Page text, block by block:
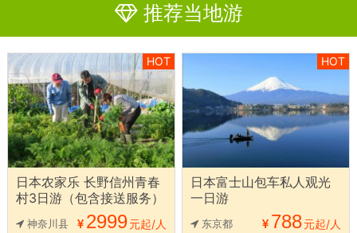
推荐当地游
HOT
日本农家乐 长野信州青春
村3日游（包含接送服务）
神奈川县 2999元起/人
HOT
日本富士山包车私人观光
一日游
东京都 788元起/人